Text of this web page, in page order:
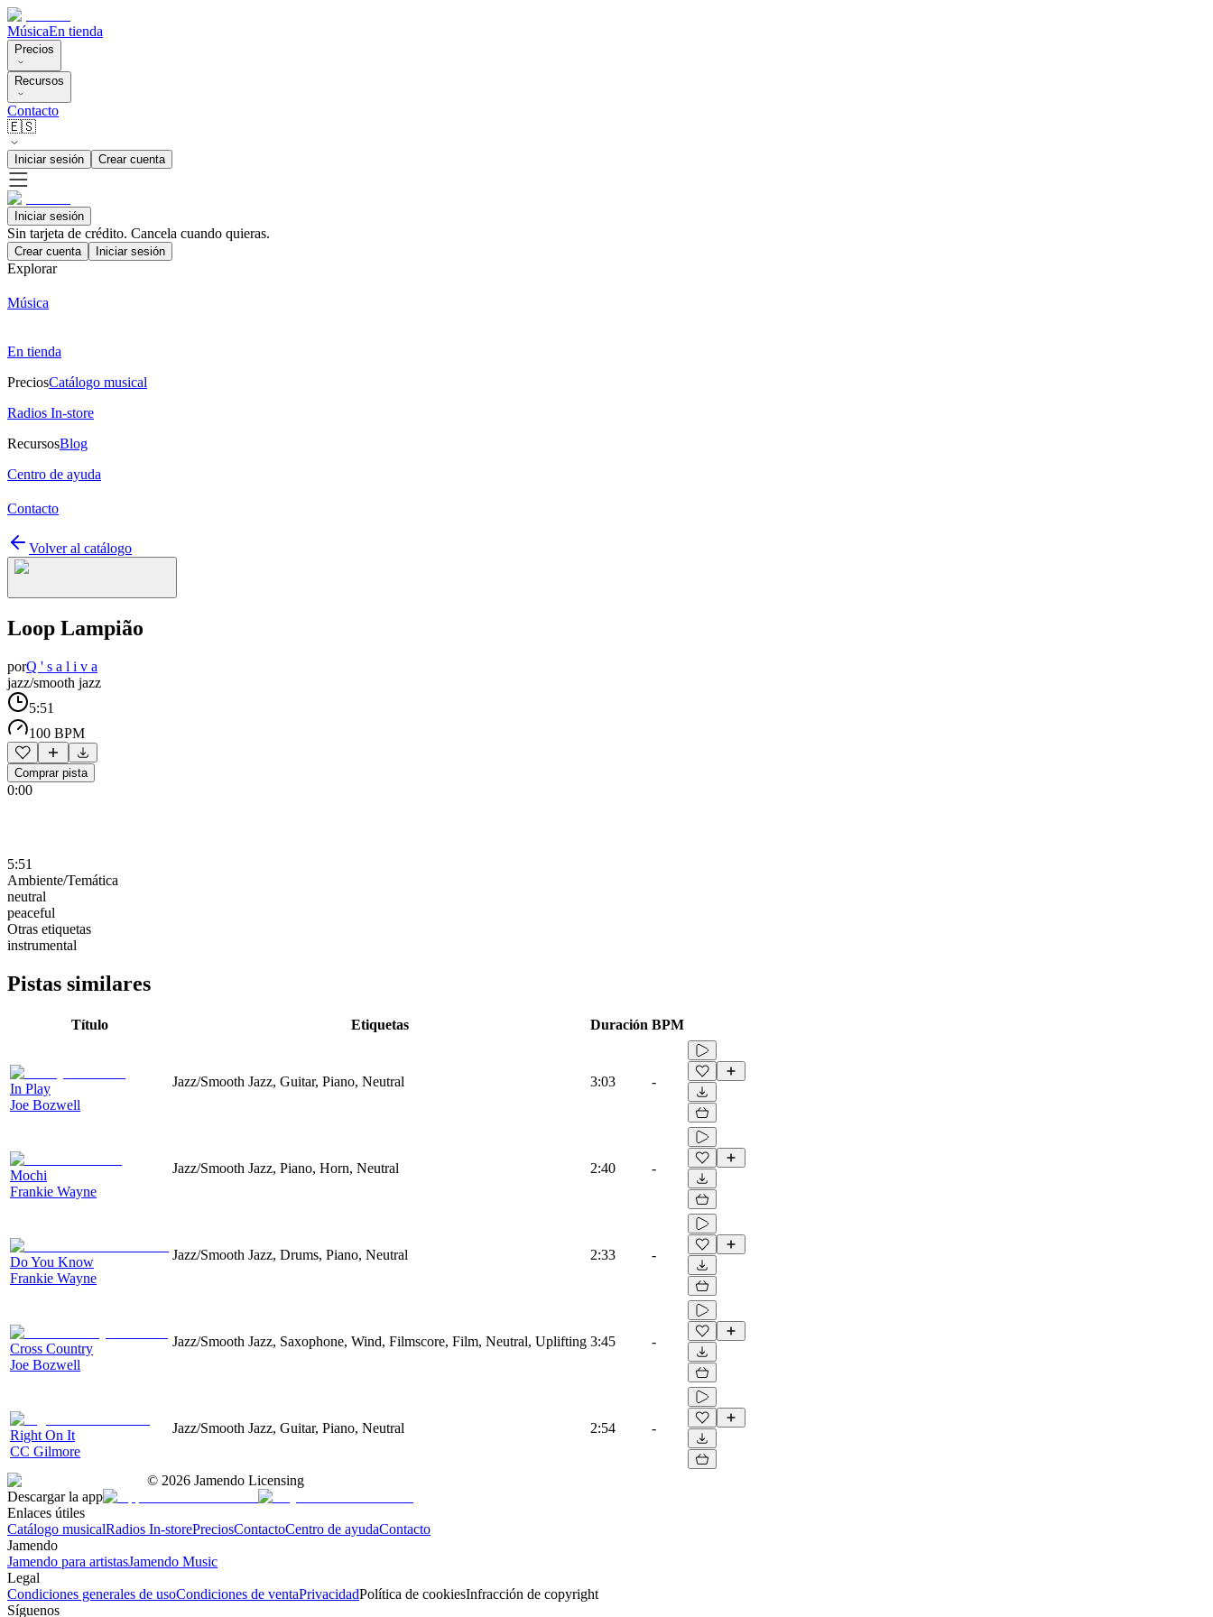
MúsicaEn tienda
Precios
Recursos
Contacto
🇪🇸
Iniciar sesión Crear cuenta
Iniciar sesión
Sin tarjeta de crédito. Cancela cuando quieras.
Crear cuenta Iniciar sesión
Explorar
Música
En tienda
PreciosCatálogo musical
Radios In-store
RecursosBlog
Centro de ayuda
Contacto
Volver al catálogo
Loop Lampião
porQ ' s a l i v a
jazz/smooth jazz
5:51
100 BPM
Comprar pista
0:00
5:51
Ambiente/Temática
neutral
peaceful
Otras etiquetas
instrumental
Pistas similares
Título Etiquetas Duración BPM
In Play
Joe Bozwell
Jazz/Smooth Jazz, Guitar, Piano, Neutral 3:03 -
Mochi
Frankie Wayne
Jazz/Smooth Jazz, Piano, Horn, Neutral 2:40 -
Do You Know
Frankie Wayne
Jazz/Smooth Jazz, Drums, Piano, Neutral 2:33 -
Cross Country
Joe Bozwell
Jazz/Smooth Jazz, Saxophone, Wind, Filmscore, Film, Neutral, Uplifting 3:45 -
Right On It
CC Gilmore
Jazz/Smooth Jazz, Guitar, Piano, Neutral 2:54 -
© 2026 Jamendo Licensing
Descargar la app
Enlaces útiles
Catálogo musicalRadios In-storePreciosContactoCentro de ayudaContacto
Jamendo
Jamendo para artistasJamendo Music
Legal
Condiciones generales de usoCondiciones de ventaPrivacidadPolítica de cookiesInfracción de copyright
Síguenos